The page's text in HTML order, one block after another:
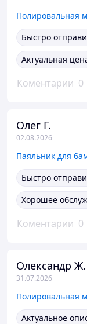
Быстро
Актуальная
Коментарии 0
Олег Г.
02.08.2026
Быстро
Хорошее
Коментарии 0
Олександр Ж.
31.07.2026
Актуальное